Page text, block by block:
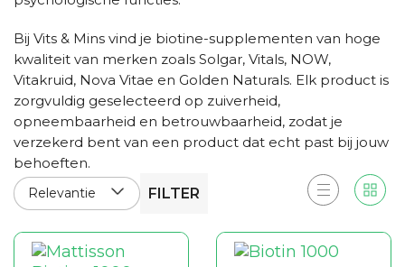
Bij Vits & Mins vind je biotine-supplementen van hoge
kwaliteit van merken zoals Solgar, Vitals, NOW,
Vitakruid, Nova Vitae en Golden Naturals. Elk product is
zorgvuldig geselecteerd op zuiverheid,
opneembaarheid en betrouwbaarheid, zodat je
verzekerd bent van een product dat echt past bij jouw
behoeften.
Relevantie FILTER